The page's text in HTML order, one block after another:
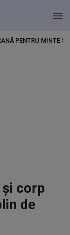
PENTRU MINTE
corp
de